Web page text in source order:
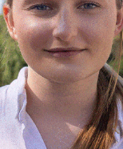
Punto Nascita,
deroga ma il
apre al
sei mesi. Vadi:
risposta che
positivamente
con prudenza”